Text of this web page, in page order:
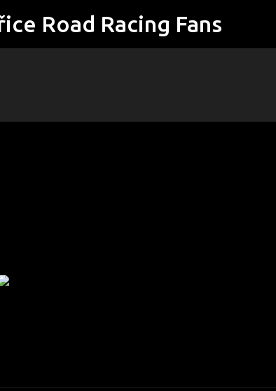
Přeskočit na hlavní obsah
Road Racing Fans